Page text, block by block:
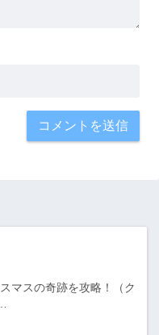
マスの奇跡を攻略！（ク